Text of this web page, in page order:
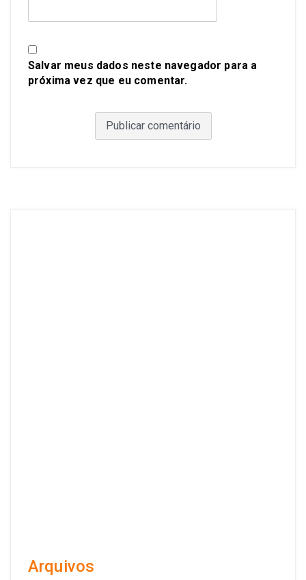
Salvar meus dados neste navegador para a
próxima vez que eu comentar.
Arquivos